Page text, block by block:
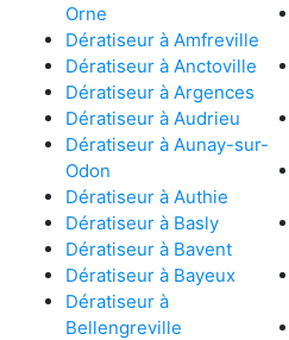
Orne
Dératiseur à Amfreville
Dératiseur à Anctoville
Dératiseur à Argences
Dératiseur à Audrieu
Dératiseur à Aunay-sur-
Odon
Dératiseur à Authie
Dératiseur à Basly
Dératiseur à Bavent
Dératiseur à Bayeux
Dératiseur à
Bellengreville